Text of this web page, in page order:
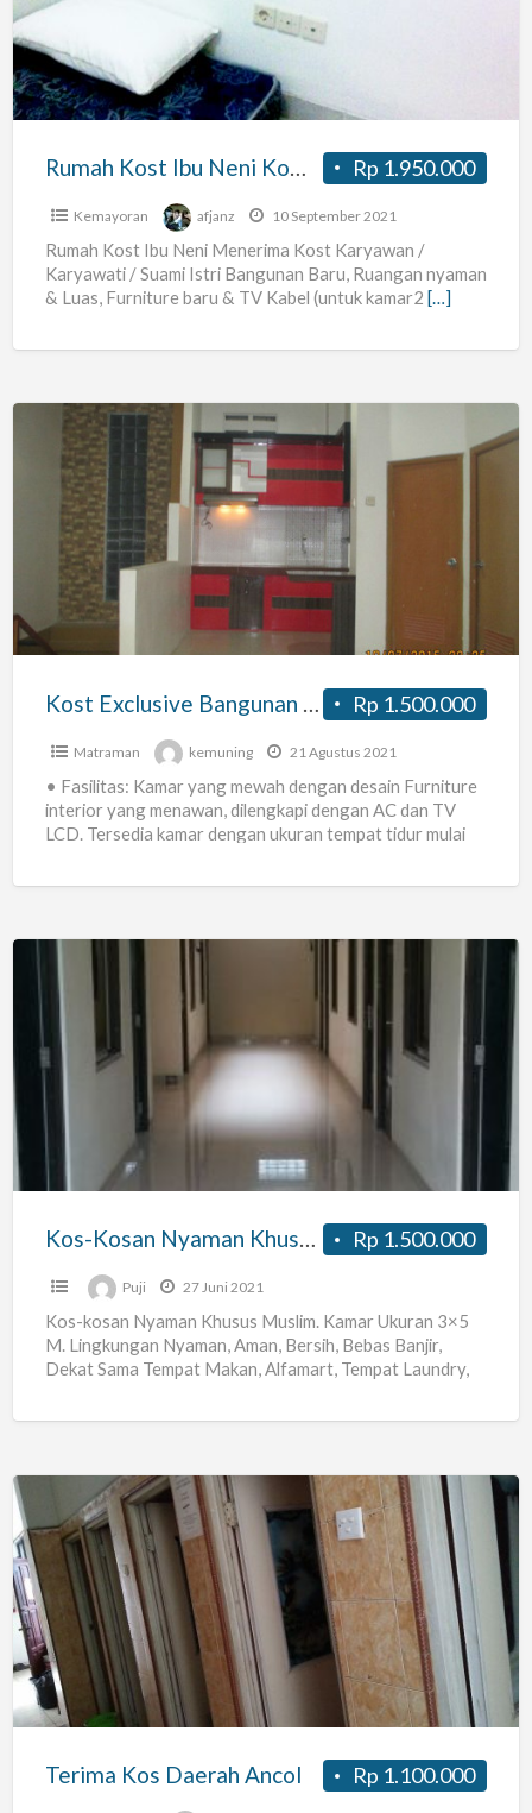
Neni
Komplek
Angkasa
Pura
Kost-
kosan
Pria/Wanita/Suami-
Istri
Fasilitas
Rp 1.950.000
Rumah Kost Ibu Neni Komplek Angkasa Pura Kemayoran Kost-kosan Pria/Wanita/Suami-Istri Fasilitas lengkap
Kemayoran afjanz 10 September 2021
Rumah Kost Ibu Neni Menerima Kost Karyawan /
Karyawati / Suami Istri Bangunan Baru, Ruangan nyaman
& Luas, Furniture baru & TV Kabel (untuk kamar2 […]
Exclusive
Bangunan
Utan
Kayu
Timur
Wanita
Suami
Rp 1.500.000
Matraman kemuning 21 Agustus 2021
• Fasilitas: Kamar yang mewah dengan desain Furniture
interior yang menawan, dilengkapi dengan AC dan TV
LCD. Tersedia kamar dengan ukuran tempat tidur mulai
Kos-
Kosan
Nyaman
Khusus
Muslim
Rp 1.500.000
Kos-Kosan Nyaman Khusus Muslim
Puji 27 Juni 2021
Kos-kosan Nyaman Khusus Muslim. Kamar Ukuran 3×5
M. Lingkungan Nyaman, Aman, Bersih, Bebas Banjir,
Dekat Sama Tempat Makan, Alfamart, Tempat Laundry,
Terima
Kos
Daerah
Ancol
Rp 1.100.000
Terima Kos Daerah Ancol